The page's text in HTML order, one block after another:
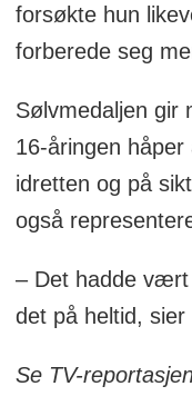
forsøkte hun
forberede seg
Sølvmedaljen gir
16-åringen
idretten og på
også
– Det hadde
det på heltid, sier
Se TV-